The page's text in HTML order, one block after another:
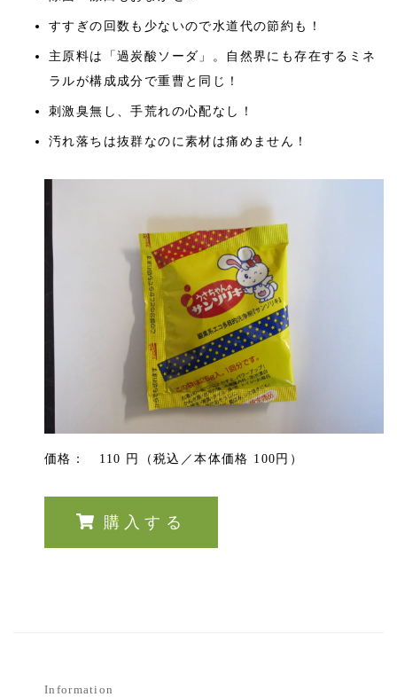
すすぎの回数も少ないので水道代の節約も！
主原料は「過炭酸ソーダ」。自然界にも存在するミネ
ラルが構成成分で重曹と同じ！
刺激臭無し、手荒れの心配なし！
汚れ落ちは抜群なのに素材は痛めません！
価格： 110 円（税込／本体価格 100円）
購入する
Information